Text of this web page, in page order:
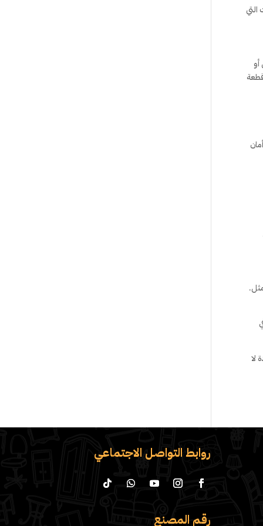
لا
روابط التواصل الاجتماعي
رقم المصنع